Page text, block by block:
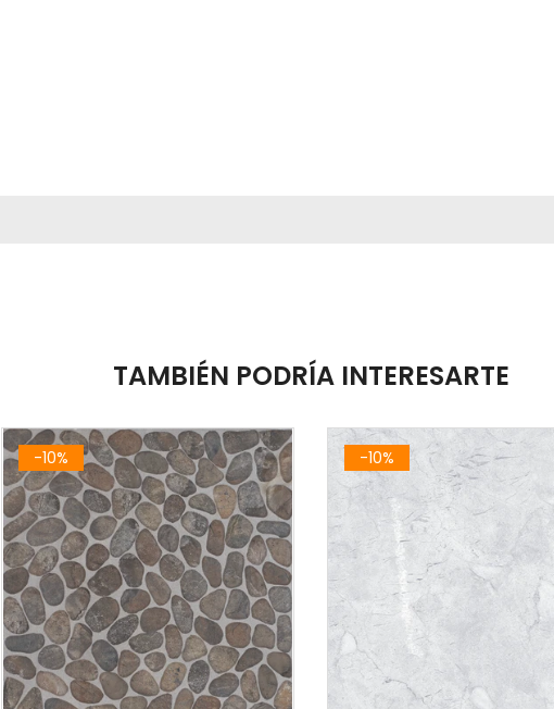
TAMBIÉN PODRÍA INTERESARTE
-10% -10%